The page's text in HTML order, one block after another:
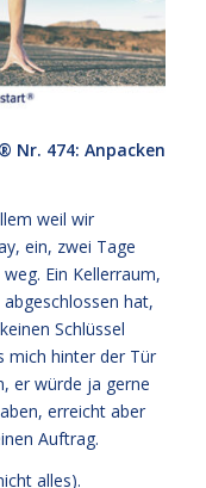
Nr. 474: Anpacken
weil wir
ein, zwei Tage
Ein Kellerraum,
hat,
Schlüssel
mich hinter der Tür
er würde ja gerne
erreicht aber
Auftrag.
alles).